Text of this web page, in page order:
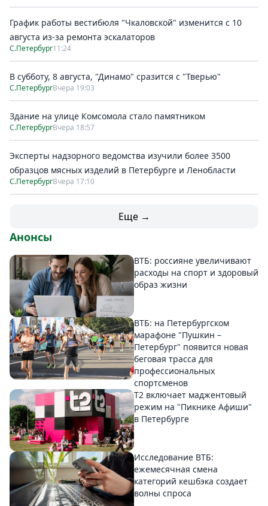
График работы вестибюля "Чкаловской" изменится с 10
августа из-за ремонта эскалаторов
С.Петербург11:24
В субботу, 8 августа, "Динамо" сразится с "Тверью"
С.ПетербургВчера 19:03
Здание на улице Комсомола стало памятником
С.ПетербургВчера 18:57
Эксперты надзорного ведомства изучили более 3500
образцов мясных изделий в Петербурге и Ленобласти
С.ПетербургВчера 17:10
Еще →
Анонсы
ВТБ: россияне увеличивают
расходы на спорт и здоровый
образ жизни
ВТБ: на Петербургском
марафоне "Пушкин –
Петербург" появится новая
беговая трасса для
профессиональных
спортсменов
Т2 включает маджентовый
режим на "Пикнике Афиши"
в Петербурге
Исследование ВТБ:
ежемесячная смена
категорий кешбэка создает
волны спроса